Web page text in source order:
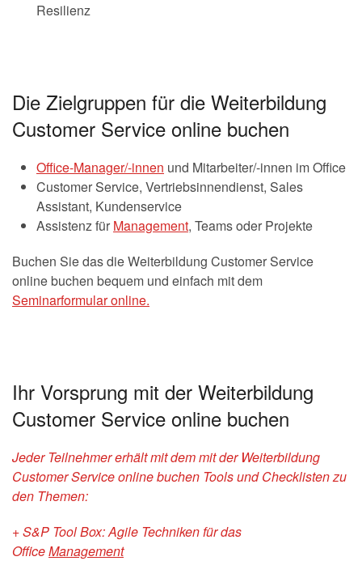
Resilienz
Die Zielgruppen für die Weiterbildung
Customer Service online buchen
Office-Manager/-innen und Mitarbeiter/-innen im Office
Customer Service, Vertriebsinnendienst, Sales
Assistant, Kundenservice
Assistenz für Management, Teams oder Projekte
Buchen Sie das die Weiterbildung Customer Service
online buchen bequem und einfach mit dem
Seminarformular online.
Ihr Vorsprung mit der Weiterbildung
Customer Service online buchen
Jeder Teilnehmer erhält mit dem mit der Weiterbildung
Customer Service online buchen Tools und Checklisten zu
den Themen:
+ S&P Tool Box: Agile Techniken für das
OfficeManagement